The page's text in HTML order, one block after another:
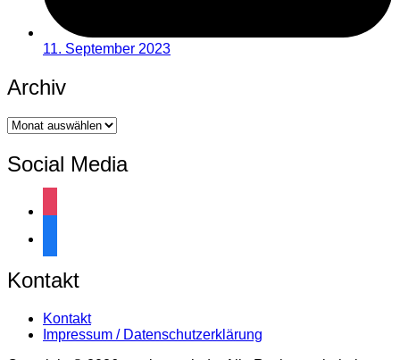
11. September 2023
Archiv
Archiv
Social Media
Kontakt
Kontakt
Impressum / Datenschutzerklärung